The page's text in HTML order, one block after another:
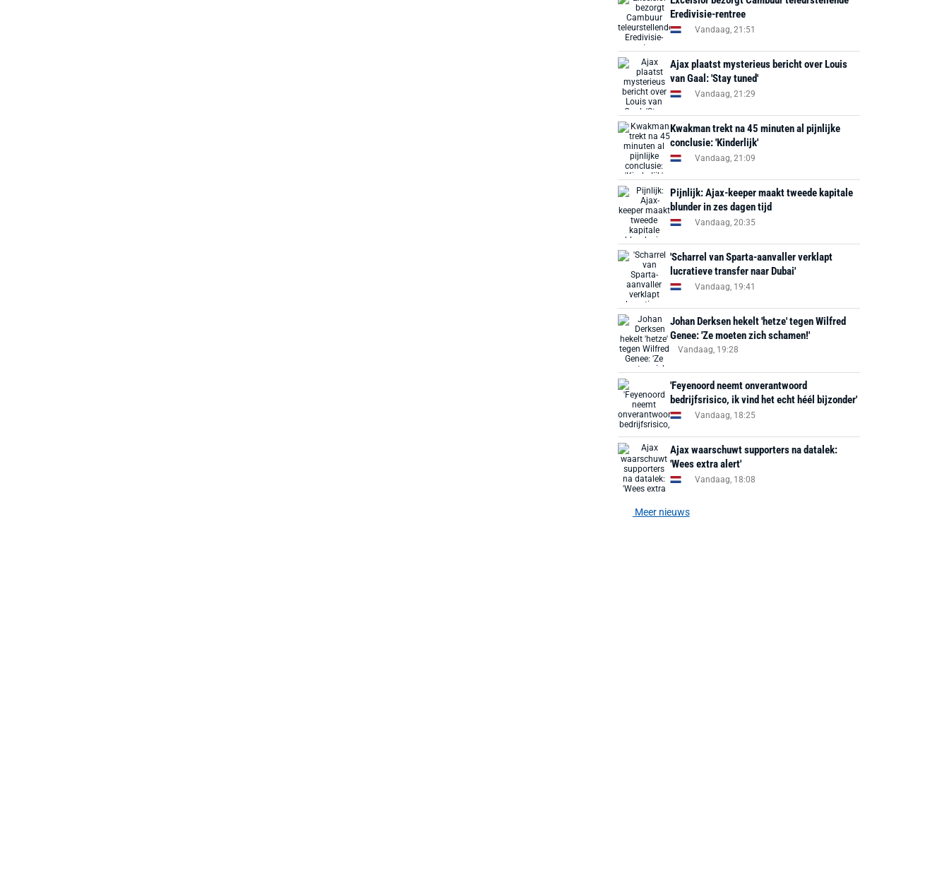
Eredivisie-rentree
Vandaag, 21:51
Ajax plaatst mysterieus bericht over Louis
van Gaal: 'Stay tuned'
Vandaag, 21:29
Kwakman trekt na 45 minuten al pijnlijke
conclusie: 'Kinderlijk'
Vandaag, 21:09
Pijnlijk: Ajax-keeper maakt tweede kapitale
blunder in zes dagen tijd
Vandaag, 20:35
'Scharrel van Sparta-aanvaller verklapt
lucratieve transfer naar Dubai'
Vandaag, 19:41
Johan Derksen hekelt 'hetze' tegen Wilfred
Genee: 'Ze moeten zich schamen!'
Vandaag, 19:28
'Feyenoord neemt onverantwoord
bedrijfsrisico, ik vind het echt héél bijzonder'
Vandaag, 18:25
Ajax waarschuwt supporters na datalek:
'Wees extra alert'
Vandaag, 18:08
Meer nieuws